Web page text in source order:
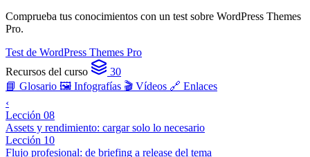
Comprueba tus conocimientos con un test sobre WordPress Themes
Pro.
Test de WordPress Themes Pro
Recursos del curso
30
📘 Glosario 🖼️ Infografías 🎬 Vídeos 🔗 Enlaces
‹
Lección 08
Assets y rendimiento: cargar solo lo necesario
Lección 10
Flujo profesional: de briefing a release del tema